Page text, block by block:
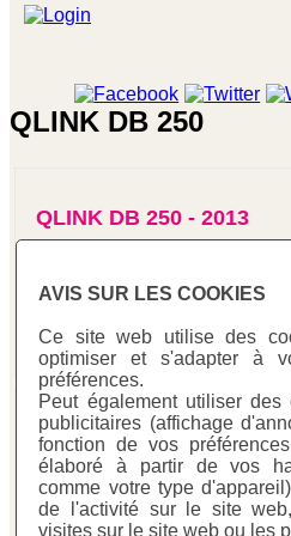
AVIS SUR LES COOKIES
Ce site web utilise des
optimiser et s'adapter à
préférences.
Peut également utiliser
publicitaires (affichage
fonction de vos
élaboré à partir de vos
comme votre type
de l'activité sur le site
visites sur le site web ou les
QLINK DB 250
QLINK DB 250 - 2013
line187
"/>
QLINK DB 250 - 2012